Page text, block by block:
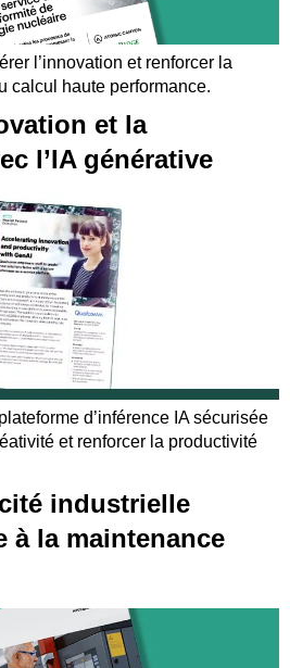
l’innovation et renforcer la
calcul haute performance.
et la
l’IA générative
d’inférence IA sécurisée
et renforcer la productivité
industrielle
à la maintenance